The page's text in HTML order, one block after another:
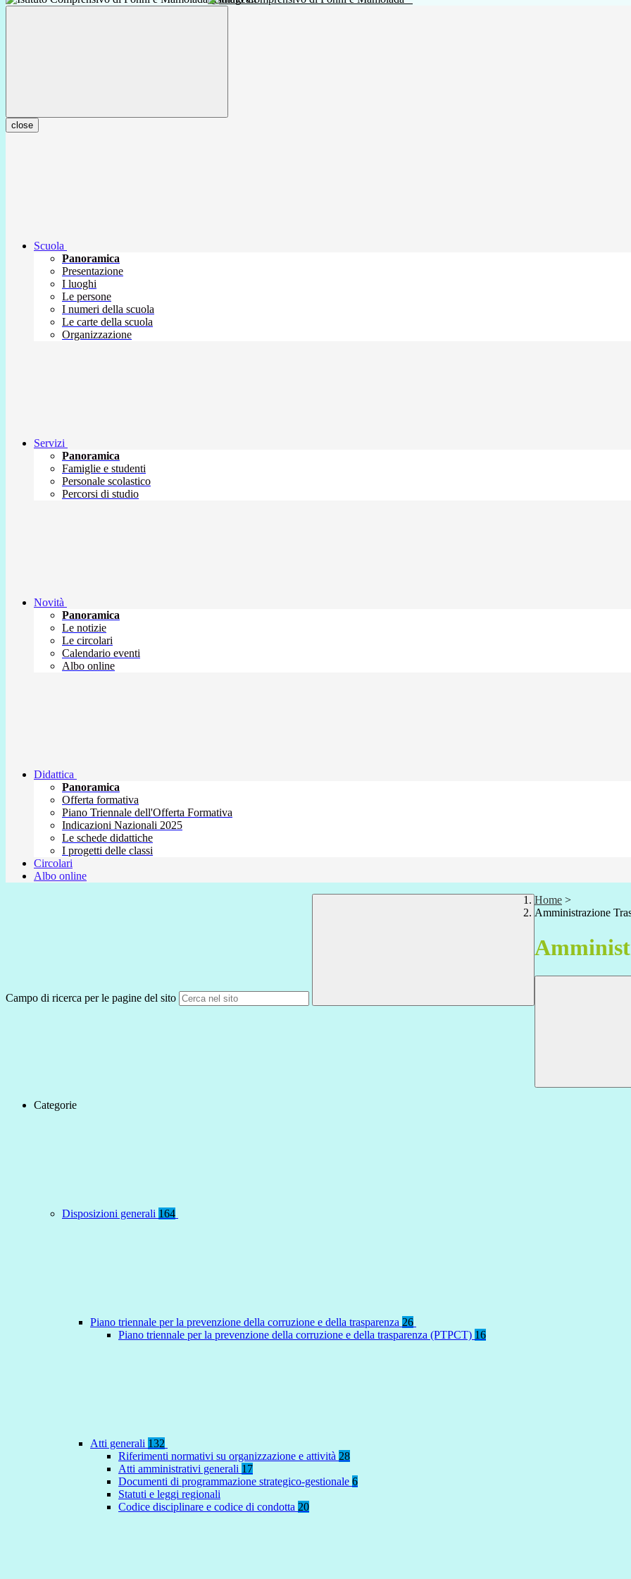
close
Scuola
Panoramica
Presentazione
I luoghi
Le persone
I numeri della scuola
Le carte della scuola
Organizzazione
Servizi
Panoramica
Famiglie e studenti
Personale scolastico
Percorsi di studio
Novità
Panoramica
Le notizie
Le circolari
Calendario eventi
Albo online
Didattica
Panoramica
Offerta formativa
Piano Triennale dell'Offerta Formativa
Indicazioni Nazionali 2025
Le schede didattiche
I progetti delle classi
Circolari
Albo online
Campo di ricerca per le pagine del sito
Home >
Amministrazione
Categorie
Disposizioni generali 164
Piano triennale per la prevenzione della corruzione e della trasparenza 26
Piano triennale per la prevenzione della corruzione e della trasparenza (PTPCT) 16
Atti generali 132
Riferimenti normativi su organizzazione e attività 28
Atti amministrativi generali 17
Documenti di programmazione strategico-gestionale 6
Statuti e leggi regionali
Codice disciplinare e codice di condotta 20